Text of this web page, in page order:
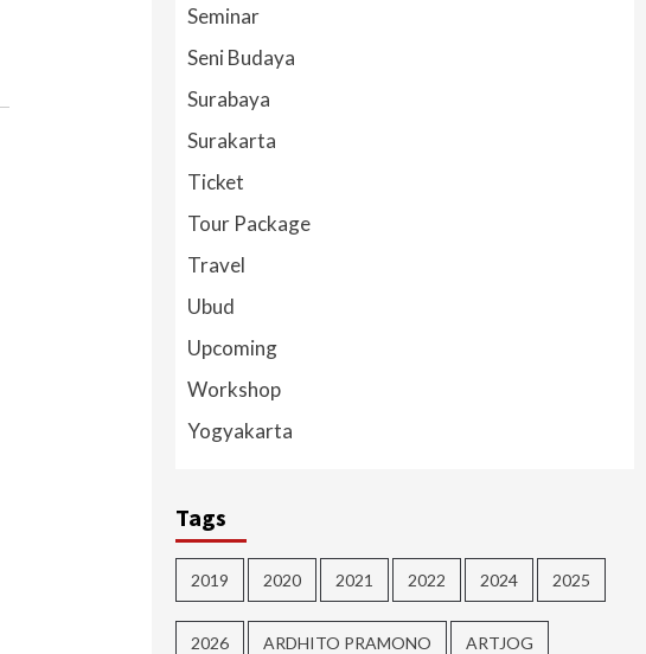
Seminar
Seni Budaya
Surabaya
Surakarta
Ticket
Tour Package
Travel
Ubud
Upcoming
Workshop
Yogyakarta
Tags
2019 2020 2021 2022 2024 2025
2026 ARDHITO PRAMONO ARTJOG